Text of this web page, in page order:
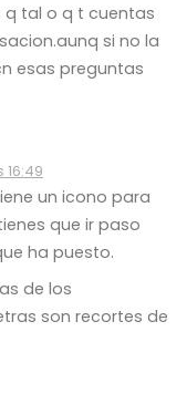
q tal o q t cuentas
si no la
esas preguntas
16:49
un icono para
que ir paso
ha puesto.
de los
son recortes de